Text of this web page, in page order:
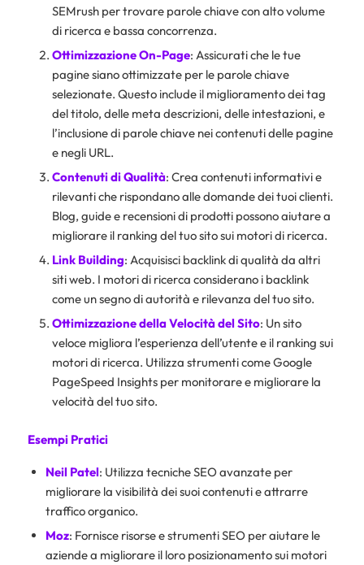
SEMrush per trovare parole chiave con alto volume
di ricerca e bassa concorrenza.
Ottimizzazione On-Page: Assicurati che le tue
pagine siano ottimizzate per le parole chiave
selezionate. Questo include il miglioramento dei tag
del titolo, delle meta descrizioni, delle intestazioni, e
l’inclusione di parole chiave nei contenuti delle pagine
e negli URL.
Contenuti di Qualità: Crea contenuti informativi e
rilevanti che rispondano alle domande dei tuoi clienti.
Blog, guide e recensioni di prodotti possono aiutare a
migliorare il ranking del tuo sito sui motori di ricerca.
Link Building: Acquisisci backlink di qualità da altri
siti web. I motori di ricerca considerano i backlink
come un segno di autorità e rilevanza del tuo sito.
Ottimizzazione della Velocità del Sito: Un sito
veloce migliora l’esperienza dell’utente e il ranking sui
motori di ricerca. Utilizza strumenti come Google
PageSpeed Insights per monitorare e migliorare la
velocità del tuo sito.
Esempi Pratici
Neil Patel: Utilizza tecniche SEO avanzate per
migliorare la visibilità dei suoi contenuti e attrarre
traffico organico.
Moz: Fornisce risorse e strumenti SEO per aiutare le
aziende a migliorare il loro posizionamento sui motori